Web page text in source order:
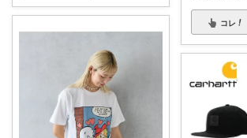
コレ